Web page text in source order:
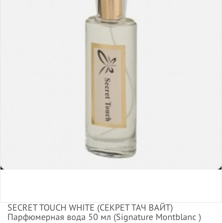
SECRET TOUCH WHITE (СЕКРЕТ ТАЧ ВАЙТ)
Парфюмерная вода 50 мл (Signature Montblanc )